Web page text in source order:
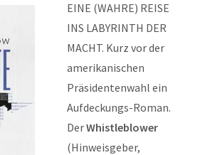
EINE (WAHRE) REISE
INS LABYRINTH DER
MACHT. Kurz vor der
amerikanischen
Präsidentenwahl ein
Aufdeckungs-Roman.
DerWhistleblower
(Hinweisgeber,